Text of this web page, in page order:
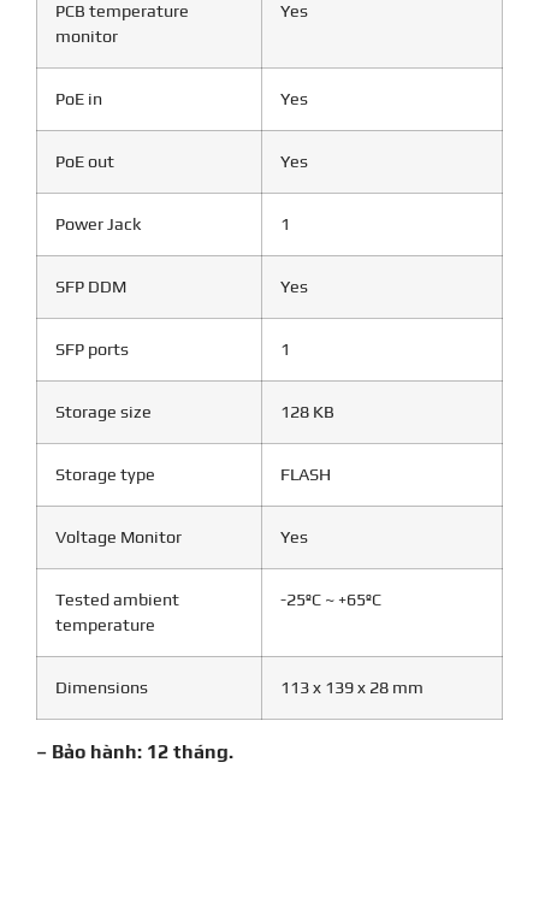
PCB temperature
monitor
Yes
PoE in Yes
PoE out Yes
Power Jack 1
SFP DDM Yes
SFP ports 1
Storage size 128 KB
Storage type FLASH
Voltage Monitor Yes
Tested ambient
temperature
-25ºC ~ +65ºC
Dimensions 113 x 139 x 28 mm
– Bảo hành: 12 tháng.